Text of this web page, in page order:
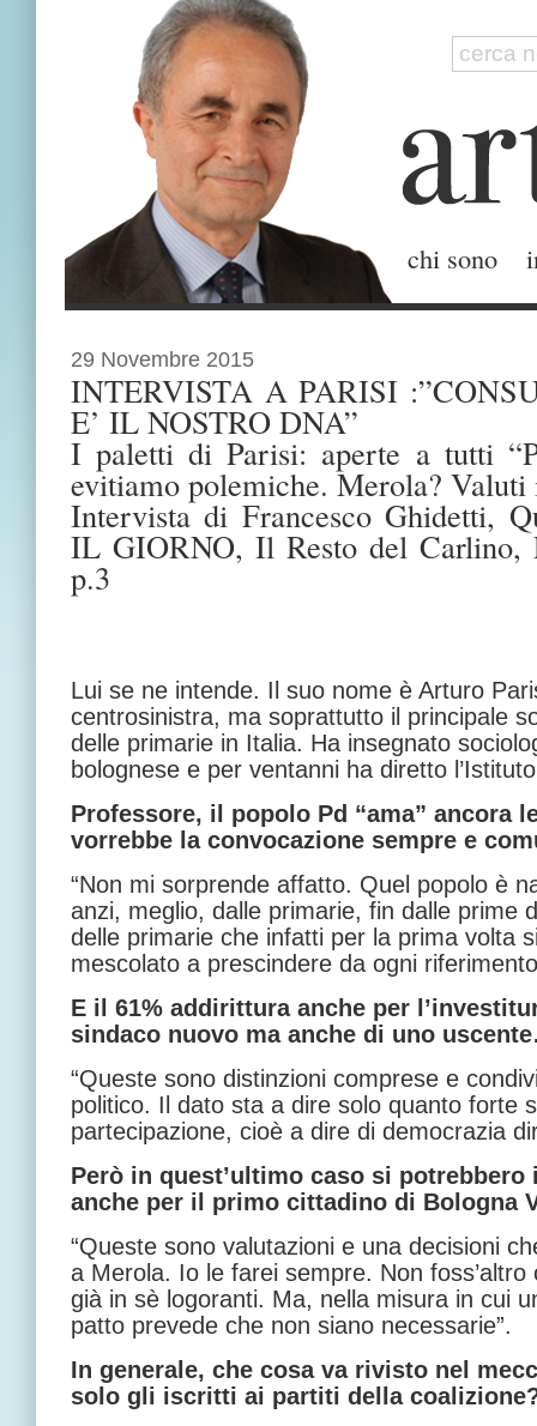
chi sono
29 Novembre 2015
INTERVISTA A PARISI
E’ IL NOSTRO DNA”
I paletti di Parisi: aperte a tutti
evitiamo polemiche. Merola?
Intervista di Francesco Ghidetti,
IL GIORNO, Il Resto del
p.3
Lui se ne intende. Il suo nome è Arturo
centrosinistra, ma soprattutto il principale
delle primarie in Italia. Ha insegnato
bolognese e per ventanni ha diretto
Professore, il popolo Pd “ama” ancora
vorrebbe la convocazione sempre e
“Non mi sorprende affatto. Quel popolo è
anzi, meglio, dalle primarie, fin dalle prime
delle primarie che infatti per la prima volta
mescolato a prescindere da ogni
E il 61% addirittura anche per
sindaco nuovo ma anche di uno
“Queste sono distinzioni comprese e
politico. Il dato sta a dire solo quanto forte
partecipazione, cioè a dire di democrazia
Però in quest’ultimo caso si
anche per il primo cittadino di Bologna
“Queste sono valutazioni e una decisioni
a Merola. Io le farei sempre. Non
già in sè logoranti. Ma, nella misura in cui
patto prevede che non siano necessarie”.
In generale, che cosa va rivisto nel
solo gli iscritti ai partiti della